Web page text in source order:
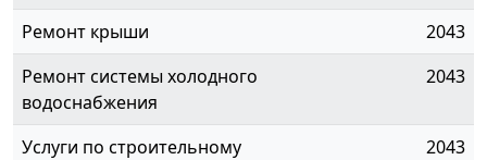
Ремонт крыши
2043
Ремонт системы холодного
водоснабжения
2043
Услуги по строительному
2043